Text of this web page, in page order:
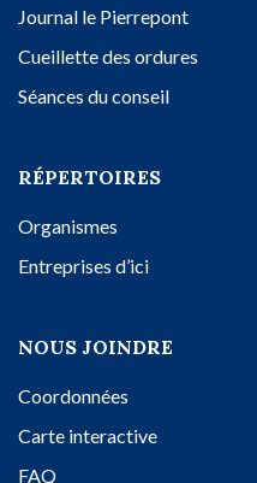
Journal le Pierrepont
Cueillette des ordures
Séances du conseil
RÉPERTOIRES
Organismes
Entreprises d’ici
NOUS JOINDRE
Coordonnées
Carte interactive
FAQ